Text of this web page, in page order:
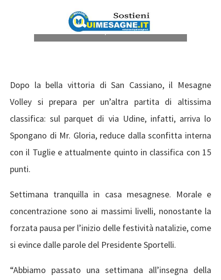
Nella foto l’attuale asset societario con il
Presidente Sportelli al centro
Dopo la bella vittoria di San Cassiano, il Mesagne
Volley si prepara per un’altra partita di altissima
classifica: sul parquet di via Udine, infatti, arriva lo
Spongano di Mr. Gloria, reduce dalla sconfitta interna
con il Tuglie e attualmente quinto in classifica con 15
punti.
Settimana tranquilla in casa mesagnese. Morale e
concentrazione sono ai massimi livelli, nonostante la
forzata pausa per l’inizio delle festività natalizie, come
si evince dalle parole del Presidente Sportelli.
“Abbiamo passato una settimana all’insegna della